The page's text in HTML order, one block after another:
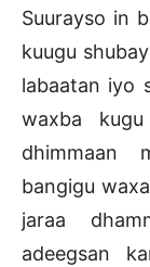
Suurayso in
kuugu
labaatan iyo
waxba
dhimmaan
bangigu
jaraa
adeegsan